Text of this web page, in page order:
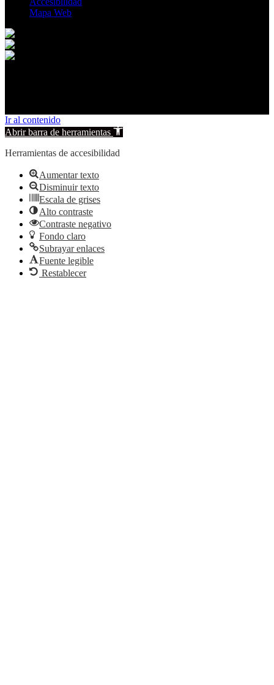
Mapa Web
Ir al contenido
Abrir barra de herramientas
Herramientas de accesibilidad
Aumentar texto
Disminuir texto
Escala de grises
Alto contraste
Contraste negativo
Fondo claro
Subrayar enlaces
Fuente legible
Restablecer